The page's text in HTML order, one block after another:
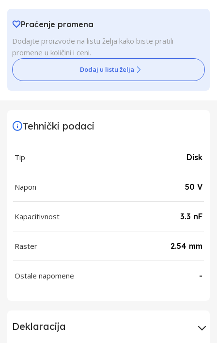
Praćenje promena
Dodajte proizvode na listu želja kako biste pratili
promene u količini i ceni.
Dodaj u listu želja
Tehnički podaci
Tip Disk
Napon 50 V
Kapacitivnost 3.3 nF
Raster 2.54 mm
Ostale napomene -
Deklaracija